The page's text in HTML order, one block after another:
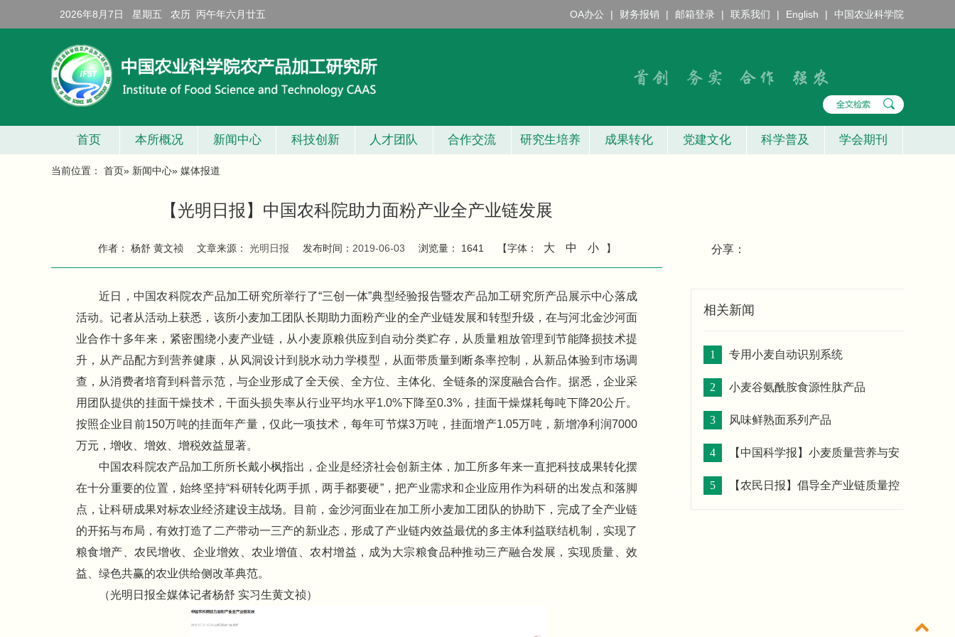
OA办公 | 财务报销 | 邮箱登录 | 联系我们 | English | 中国农业科学院
2026年8月7日 星期五 农历 丙午年六月廿五
首页 本所概况 新闻中心 科技创新 人才团队 合作交流 研究生培养 成果转化 党建文化 科学普及 学会期刊
当前位置： 首页» 新闻中心» 媒体报道
【光明日报】中国农科院助力面粉产业全产业链发展
作者： 杨舒 黄文祯 文章来源： 光明日报 发布时间： 2019-06-03 浏览量： 1641 【字体： 大 中 小 】
近日，中国农科院农产品加工研究所举行了“三创一体”典型经验报告暨农产品加工研究所产品展示中心落成
活动。记者从活动上获悉，该所小麦加工团队长期助力面粉产业的全产业链发展和转型升级，在与河北金沙河面
业合作十多年来，紧密围绕小麦产业链，从小麦原粮供应到自动分类贮存，从质量粗放管理到节能降损技术提
升，从产品配方到营养健康，从风洞设计到脱水动力学模型，从面带质量到断条率控制，从新品体验到市场调
查，从消费者培育到科普示范，与企业形成了全天侯、全方位、主体化、全链条的深度融合合作。据悉，企业采
用团队提供的挂面干燥技术，干面头损失率从行业平均水平1.0%下降至0.3%，挂面干燥煤耗每吨下降20公斤。
按照企业目前150万吨的挂面年产量，仅此一项技术，每年可节煤3万吨，挂面增产1.05万吨，新增净利润7000
万元，增收、增效、增税效益显著。
中国农科院农产品加工所所长戴小枫指出，企业是经济社会创新主体，加工所多年来一直把科技成果转化摆
在十分重要的位置，始终坚持“科研转化两手抓，两手都要硬”，把产业需求和企业应用作为科研的出发点和落脚
点，让科研成果对标农业经济建设主战场。目前，金沙河面业在加工所小麦加工团队的协助下，完成了全产业链
的开拓与布局，有效打造了二产带动一三产的新业态，形成了产业链内效益最优的多主体利益联结机制，实现了
粮食增产、农民增收、企业增效、农业增值、农村增益，成为大宗粮食品种推动三产融合发展，实现质量、效
益、绿色共赢的农业供给侧改革典范。
（光明日报全媒体记者杨舒 实习生黄文祯）
分享：
相关新闻
1 专用小麦自动识别系统
2 小麦谷氨酰胺食源性肽产品
3 风味鲜熟面系列产品
4
【中国科学报】小麦质量营养与安
5
【农民日报】倡导全产业链质量控